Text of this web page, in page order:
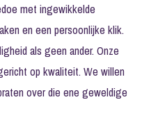
met ingewikkelde
en een persoonlijke klik.
als geen ander. Onze
op kwaliteit. We willen
over die ene geweldige